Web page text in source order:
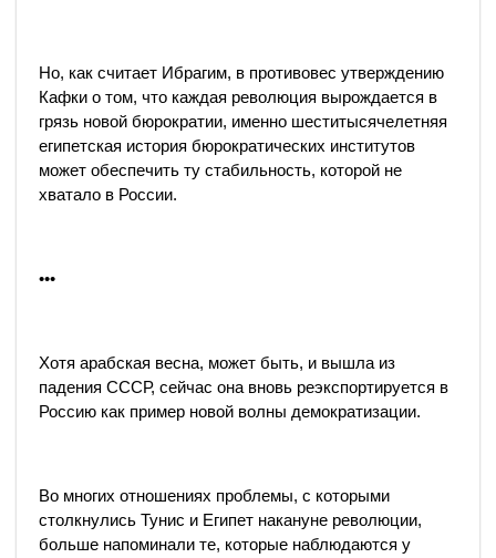
Но, как считает Ибрагим, в противовес утверждению
Кафки о том, что каждая революция вырождается в
грязь новой бюрократии, именно шеститысячелетняя
египетская история бюрократических институтов
может обеспечить ту стабильность, которой не
хватало в России.
•••
Хотя арабская весна, может быть, и вышла из
падения СССР, сейчас она вновь реэкспортируется в
Россию как пример новой волны демократизации.
Во многих отношениях проблемы, с которыми
столкнулись Тунис и Египет накануне революции,
больше напоминали те, которые наблюдаются у